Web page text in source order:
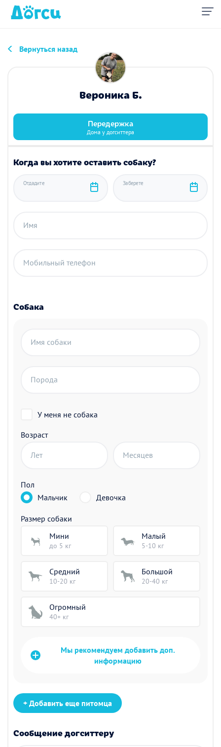
Вернуться назад
Вероника Б.
Передержка
Дома у догситтера
Когда вы хотите оставить собаку?
Отдадите Заберете
Имя
Мобильный телефон
Собака
Имя собаки
Порода
У меня не собака
Возраст
Лет Месяцев
Пол
Мальчик
Девочка
Размер собаки
Мини
до 5 кг
Малый
5-10 кг
Средний
10-20 кг
Большой
20-40 кг
Огромный
40+ кг
Мы рекомендуем добавить доп.
информацию
+ Добавить еще питомца
Сообщение догситтеру